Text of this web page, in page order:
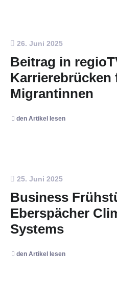
26. Juni 2025
Beitrag in
Karrierebrücken
Migrantinnen
den Artikel lesen
25. Juni 2025
Business
Eberspächer
Systems
den Artikel lesen